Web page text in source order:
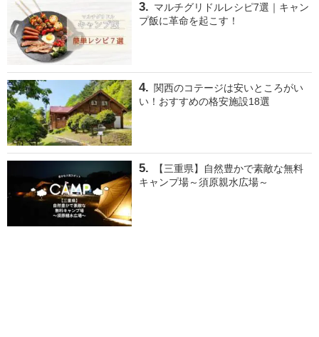
マルチグリドルレシピ7選｜キャン
プ飯に革命を起こす！
関西のコテージは安いところがい
い！おすすめの格安施設18選
【三重県】自然豊かで素敵な無料
キャンプ場～須原親水広場～